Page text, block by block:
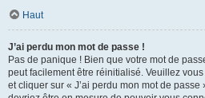
Haut
J’ai perdu mon mot de passe !
Pas de panique ! Bien que votre mot de
peut facilement être réinitialisé. Veuillez
et cliquer sur « J’ai perdu mon mot de